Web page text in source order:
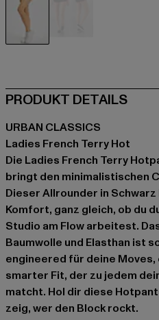
PRODUKT DETAILS
URBAN CLASSICS
Ladies French Terry Hot
Die Ladies French Terry
bringt den minimalistischen
Dieser Allrounder in
Komfort, ganz gleich, ob du
Studio am Flow arbeitest.
Baumwolle und Elasthan ist
engineered für deine Moves,
smarter Fit, der zu jedem
matcht. Hol dir diese
zeig, wer den Block rockt.